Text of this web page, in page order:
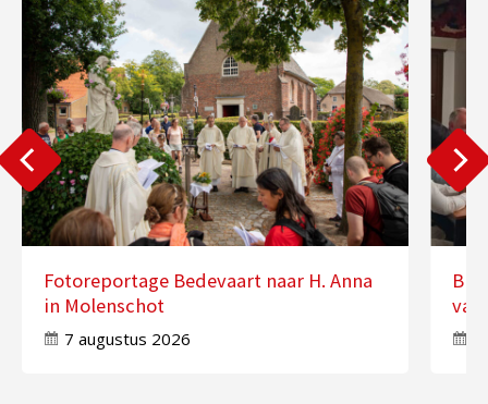
Fotoreportage Bedevaart naar H. Anna
in Molenschot
7 augustus 2026
van